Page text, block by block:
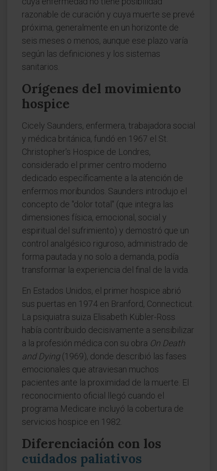
razonable de curación y cuya muerte se prevé
próxima, generalmente en un horizonte de
seis meses o menos, aunque ese plazo varía
según las definiciones y los sistemas
sanitarios.
Orígenes del movimiento
hospice
Cicely Saunders, enfermera, trabajadora social
y médica británica, fundó en 1967 el St.
Christopher's Hospice de Londres,
considerado el primer centro moderno
dedicado específicamente a la atención de
enfermos moribundos. Saunders introdujo el
concepto de "dolor total" (que integra las
dimensiones física, emocional, social y
espiritual del sufrimiento) y demostró que un
control analgésico riguroso, administrado de
forma pautada y no solo a demanda, podía
transformar la experiencia del final de la vida.
En Estados Unidos, el primer hospice abrió
sus puertas en 1974 en Branford, Connecticut.
La psiquiatra suiza Elisabeth Kübler-Ross
había contribuido decisivamente a sensibilizar
a la profesión médica con su obra On Death
and Dying(1969), donde describió las fases
emocionales que atraviesan muchos
pacientes ante la proximidad de la muerte. El
reconocimiento oficial llegó cuando el
programa Medicare incluyó la cobertura de
servicios hospice en 1982.
Diferenciación con los
cuidados paliativos